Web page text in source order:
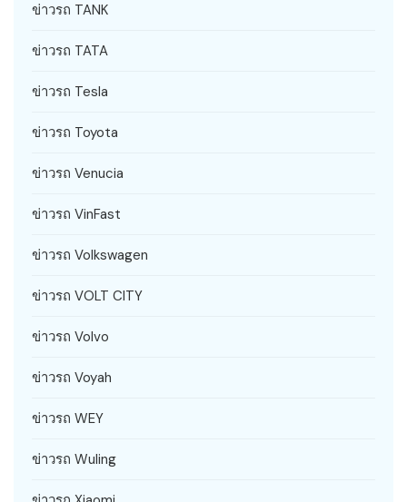
ข่าวรถ TANK
ข่าวรถ TATA
ข่าวรถ Tesla
ข่าวรถ Toyota
ข่าวรถ Venucia
ข่าวรถ VinFast
ข่าวรถ Volkswagen
ข่าวรถ VOLT CITY
ข่าวรถ Volvo
ข่าวรถ Voyah
ข่าวรถ WEY
ข่าวรถ Wuling